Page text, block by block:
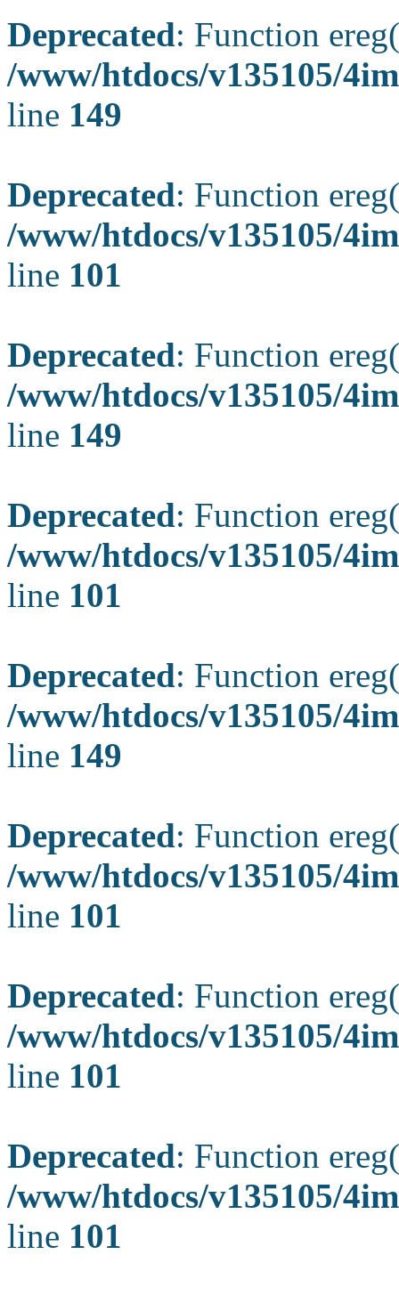
Deprecated: Function
/www/htdocs/v135105/
line 149
Deprecated: Function
/www/htdocs/v135105/
line 101
Deprecated: Function
/www/htdocs/v135105/
line 149
Deprecated: Function
/www/htdocs/v135105/
line 101
Deprecated: Function
/www/htdocs/v135105/
line 149
Deprecated: Function
/www/htdocs/v135105/
line 101
Deprecated: Function
/www/htdocs/v135105/
line 101
Deprecated: Function
/www/htdocs/v135105/
line 101